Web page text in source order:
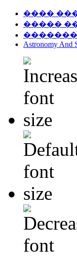
����
�����
Astronomy And